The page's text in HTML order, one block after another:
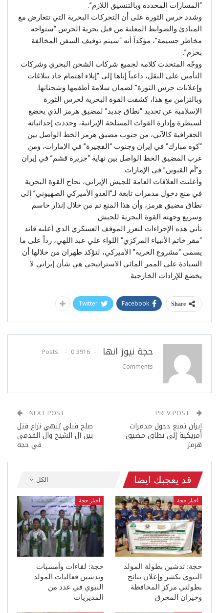
“المسارات المحددة وبالتنسيق اللازم”.
وشدد حرس الثورة على أن التحركات البحرية التي تتعارض مع
المبادئ والضوابط المعلنة من قبل بحرية الحرس “ستواجه
مخاطر جسيمة”، مؤكداً أنه “سيتم توقيف السفن المخالفة
بحزم”.
ووجّه المتحدث كلامه لجميع شركات الشحن البحري وشركات
التأمين على النقل، داعياً إياها إلى “إيلاء اهتمام جاد ببلاغات
وإعلانات حرس الثورة” لضمان سلامة أطقمها وشحناتها.
وبالتزامن مع هذا، كشفت القوة البحرية لحرس الثورة
الإسلامية عن تحديد “نطاق جديد” لمضيق هرمز الذي يخضع
لسيطرة وإدارة القوات المسلحة الإيرانية، وحددت إحداثياته
الجغرافية كالآتي، من جنوب مضيق هرمز الخط الواصل بين
“كوه مبارك” في إيران وجنوب “الفجيرة” في الإمارات، ومن
غرب المضيق الخط الواصل بين نهاية “جزيرة قشم” في إيران
و”أم القيوين” في الإمارات.
وأعلنت العلاقات العامة للجيش الإيراني، نجاح القوة البحرية
في منع دخول مدمرات تابعة لـ”العدو الأميركي الصهيوني” إلى
نطاق مضيق هرمز، وأن هذا المنع تم من خلال إنذار حاسم
وسريع وجهته القوة البحرية للجيش.
تأتي هذه الإجراءات لتعزز الموقف العسكري الذي أعلنه قائد
“مقر خاتم الأنبياء المركزي” اللواء علي عبد اللهي، رداً على ما
يسمى “مشروع الحرية” الأميركي، لتؤكد طهران من خلالها أن
السيادة على الممر المائي الاستراتيجي هي شأن إيراني لا
يخضع للإرادات الخارجية.
Share
Facebook
Twitter
حجة نيوز انها 3916 Posts
0
Comments
إيران تمنع دخول مدمرات
أمريكية إلى نطاق مضيق
هرمز
NEXT POST
صلح قبلي يُنهي نزاع قتل
بين آل الشيخ وآل القدمي
في حجة
الكل قد يعجبك ايضا
أخبار حجة
حجة: تدشين بطولة المولد
النبوي بكشر وإعلان نتائج
بطولتي مركز المحافظة
وخيران المحرق
أخبار حجة
حجة: لقاءات وأمسيات
وتدشين فعاليات المولد
النبوي في عدد من
المديريات